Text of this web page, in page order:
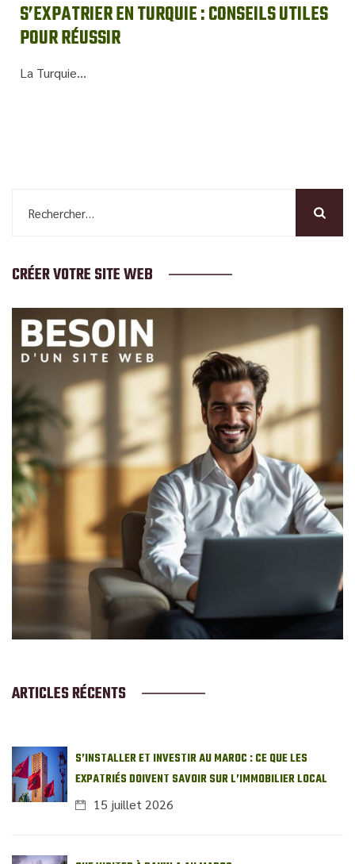
S’EXPATRIER EN TURQUIE : CONSEILS UTILES
POUR RÉUSSIR
La Turquie...
CRÉER VOTRE SITE WEB
ARTICLES RÉCENTS
S’INSTALLER ET INVESTIR AU MAROC : CE QUE LES
EXPATRIÉS DOIVENT SAVOIR SUR L’IMMOBILIER LOCAL
15 juillet 2026